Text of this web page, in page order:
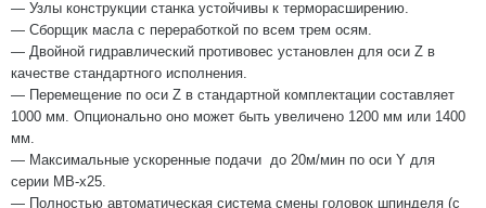
— Узлы конструкции станка устойчивы к терморасширению.
— Сборщик масла с переработкой по всем трем осям.
— Двойной гидравлический противовес установлен для оси Z в
качестве стандартного исполнения.
— Перемещение по оси Z в стандартной комплектации составляет
1000 мм. Опционально оно может быть увеличено 1200 мм или 1400
мм.
— Максимальные ускоренные подачи до 20м/мин по оси Y для
серии MB-x25.
— Полностью автоматическая система смены головок шпинделя (с